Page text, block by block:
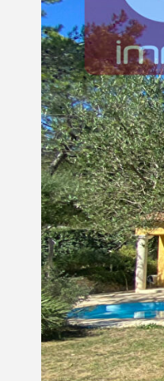
© Copyright 2021